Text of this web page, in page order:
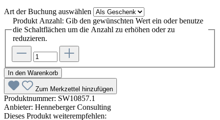
Art der Buchung auswählen
Produkt Anzahl: Gib den gewünschten Wert ein oder benutze
die Schaltflächen um die Anzahl zu erhöhen oder zu
reduzieren.
In den Warenkorb
Zum Merkzettel hinzufügen
Produktnummer: SW10857.1
Anbieter: Henneberger Consulting
Dieses Produkt weiterempfehlen: